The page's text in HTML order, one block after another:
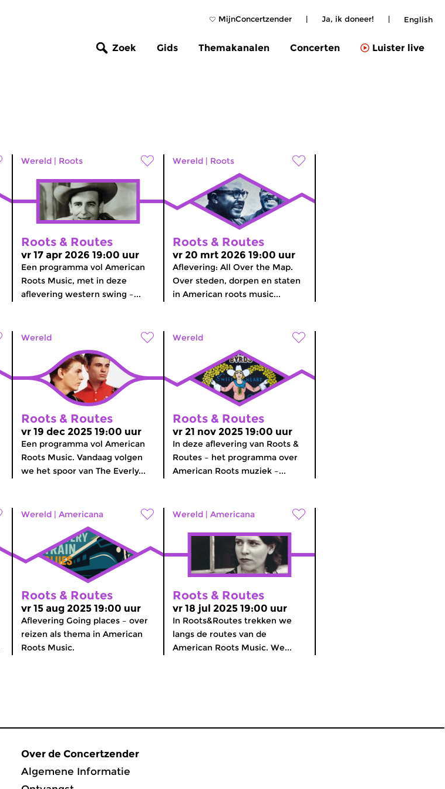
MijnConcertzender | Ja, ik doneer! | English
Zoek Gids Themakanalen Concerten Luister live
Wereld | Roots
Roots & Routes
vr 17 apr 2026 19:00 uur
Een programma vol American
Roots Music, met in deze
aflevering western swing –...
Wereld | Roots
Roots & Routes
vr 20 mrt 2026 19:00 uur
Aflevering: All Over the Map.
Over steden, dorpen en staten
in American roots music...
Wereld
Roots & Routes
vr 19 dec 2025 19:00 uur
Een programma vol American
Roots Music. Vandaag volgen
we het spoor van The Everly...
Wereld
Roots & Routes
vr 21 nov 2025 19:00 uur
In deze aflevering van Roots &
Routes – het programma over
American Roots muziek –...
Wereld | Americana
Roots & Routes
vr 15 aug 2025 19:00 uur
Aflevering Going places – over
reizen als thema in American
Roots Music.
Wereld | Americana
Roots & Routes
vr 18 jul 2025 19:00 uur
In Roots&Routes trekken we
langs de routes van de
American Roots Music. We...
Over de Concertzender
Algemene Informatie